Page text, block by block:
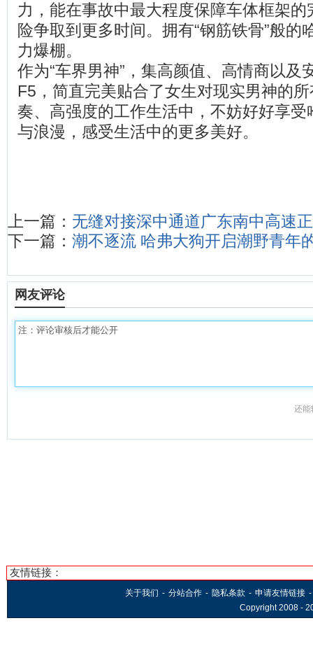
力，能在事故中最大程度保障车体框架
险争取到更多时间。拥有“钢筋铁骨”般的
力爆棚。
作为“车界男神”，集高颜值、高情商以及
F5，简直完美贴合了女生对现实男神的
奏、高强度的工作生活中，不妨好好享
与浪漫，感受生活中的更多美好。
上一篇： 无缝对接深中通道广东南中高速
下一篇： 潮不逐流 哈弗大狗开启潮野青年
网友评论
还能
友情链接：
关于我们 - 分站合作 - 隐私条款 - 申请友情链接 -
Copyright 2008 -